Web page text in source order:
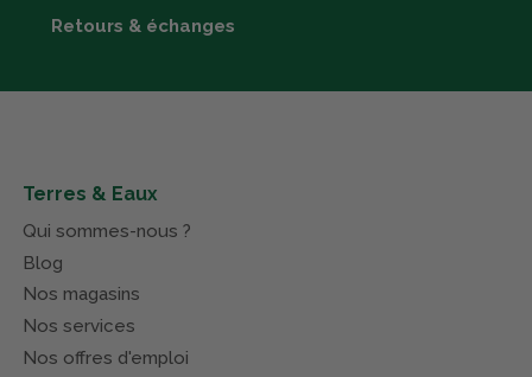
Retours & échanges
Terres & Eaux
Qui sommes-nous ?
Blog
Nos magasins
Nos services
Nos offres d'emploi